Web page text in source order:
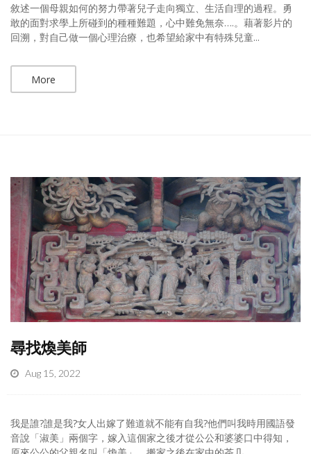
敘述一個母親如何的努力帶著兒子走向獨立、生活自理的過程。勇
敢的面對求學上所碰到的種種難題，心中難免無奈….。藉著影片的
回溯，對自己做一個心理治療，也希望給家中有特殊兒童...
More
尋找煥美師
Aug 15, 2022
我是誰?誰是我?女人出嫁了難道就不能有自我?他們叫我時用國語發
音說「淑美」兩個字，嫁入這個家之後才從公公和婆婆口中得知，